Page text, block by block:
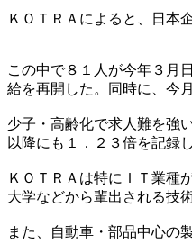
ＫＯＴＲＡによると、日本
この中で８１人が今年３月
給を再開した。同時に、今
少子・高齢化で求人難を強
以降にも１．２３倍を記録
ＫＯＴＲＡは特にＩＴ業種
大学などから輩出される技
また、自動車・部品中心の